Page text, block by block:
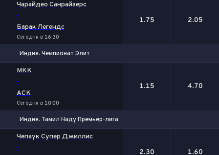
Чарайдео Санрайзерс
-
Барак Легендс
Сегодня в 16:30
1.75 2.05
Индия. Чемпионат Элит
МКК
-
АСК
Сегодня в 10:00
1.15 4.70
Индия. Тамил Наду Премьер-лига
Чепаук Супер Джиллис
- 2.30 1.60